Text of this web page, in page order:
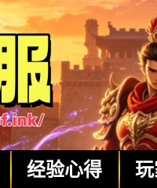
经验心得